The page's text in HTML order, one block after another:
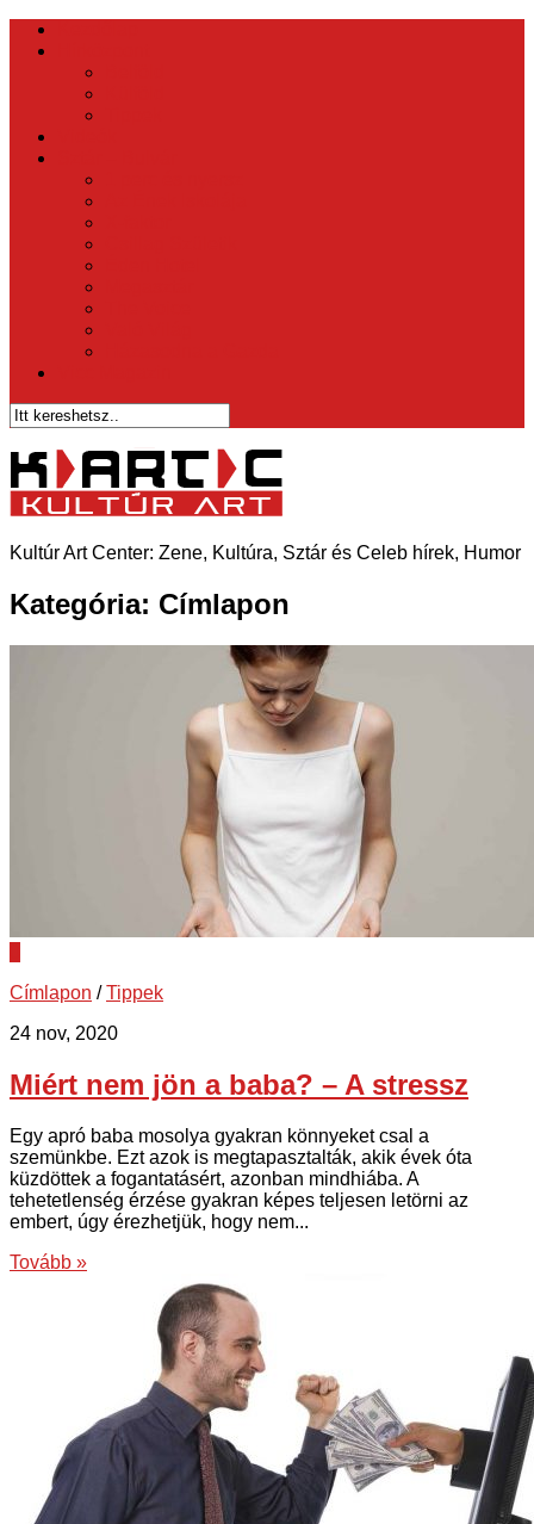
Kultúr Art Center: Zene, Kultúra, Sztár és Celeb hírek, Humor
Kategória: Címlapon
Címlapon /Tippek
24 nov, 2020
Miért nem jön a baba? – A stressz
Egy apró baba mosolya gyakran könnyeket csal a
szemünkbe. Ezt azok is megtapasztalták, akik évek óta
küzdöttek a fogantatásért, azonban mindhiába. A
tehetetlenség érzése gyakran képes teljesen letörni az
embert, úgy érezhetjük, hogy nem...
Tovább »